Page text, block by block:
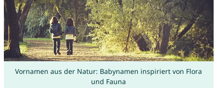
Vornamen aus der Natur: Babynamen inspiriert von Flora
und Fauna